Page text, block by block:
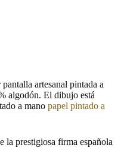
artesanal pintada a
algodón. El dibujo está
a mano papel pintado a
la prestigiosa firma española